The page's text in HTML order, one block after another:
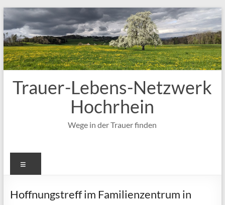
Zum
Inhalt
springen
Trauer-Lebens-Netzwerk
Hochrhein
Wege in der Trauer finden
Hoffnungstreff im Familienzentrum in